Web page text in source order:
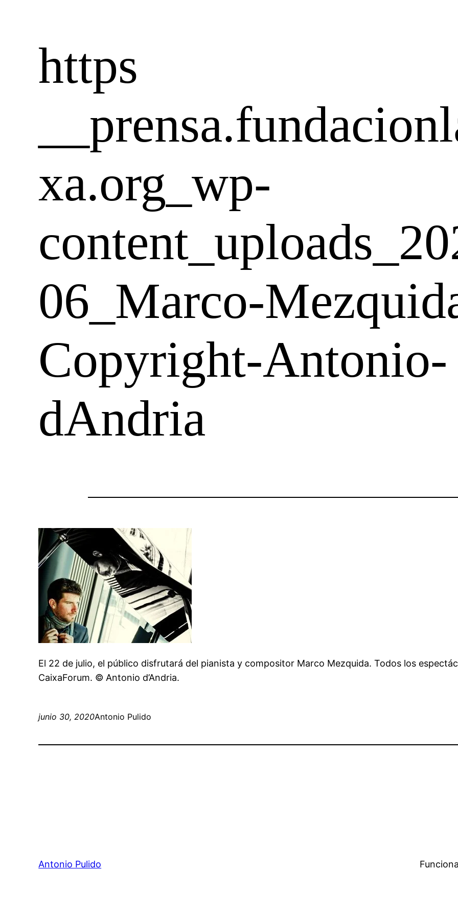
https
xa.org_wp-
06_Marco-
Copyright-Antonio-
dAndria
El 22 de julio, el público disfrutará del pianista y compositor Marco Mezquida. Todos los
CaixaForum. © Antonio d’Andria.
junio 30, 2020Antonio Pulido
Antonio Pulido